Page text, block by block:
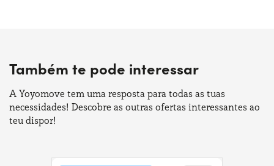
Também te pode interessar
A Yoyomove tem uma resposta para todas as tuas
necessidades! Descobre as outras ofertas interessantes ao
teu dispor!